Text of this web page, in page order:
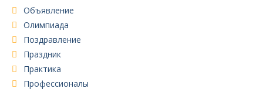
Объявление
Олимпиада
Поздравление
Праздник
Практика
Профессионалы